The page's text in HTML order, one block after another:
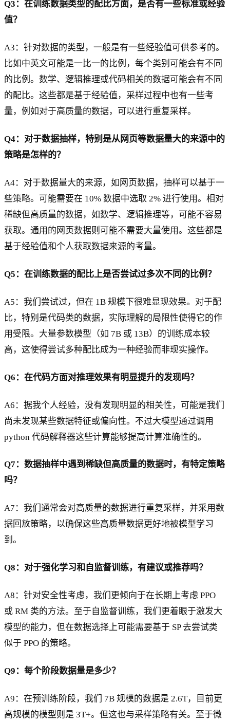
Q3：在训练数据类型的配比方面，是否有一些标准或经验
值？
A3：针对数据的类型，一般是有一些经验值可供参考的。
比如中英文可能是一比一的比例，每个类别可能会有不同
的比例。数学、逻辑推理或代码相关的数据可能会有不同
的配比。这些都是基于经验值，采样过程中也有一些考
量，例如对于高质量的数据，可以进行重复采样。
Q4：对于数据抽样，特别是从网页等数据量大的来源中的
策略是怎样的？
A4：对于数据量大的来源，如网页数据，抽样可以基于一
些策略。可能需要在 10% 数据中选取 2% 进行使用。相对
稀缺但高质量的数据，如数学、逻辑推理等，可能不容易
获取。通用的网页数据则可能不需要大量使用。这些都是
基于经验值和个人获取数据来源的考量。
Q5：在训练数据的配比上是否尝试过多次不同的比例？
A5：我们尝试过，但在 1B 规模下很难显现效果。对于配
比，特别是代码类的数据，实际理解的局限性使得它的作
用受限。大量参数模型（如 7B 或 13B）的训练成本较
高，这使得尝试多种配比成为一种经验而非现实操作。
Q6：在代码方面对推理效果有明显提升的发现吗？
A6：据我个人经验，没有发现明显的相关性，可能是我们
尚未发现某些数据特征或偏向性。不过大模型通过调用
python 代码解释器这些计算能够提高计算准确性的。
Q7：数据抽样中遇到稀缺但高质量的数据时，有特定策略
吗？
A7：我们通常会对高质量的数据进行重复采样，并采用数
据回放策略，以确保这些高质量数据更好地被模型学习
到。
Q8：对于强化学习和自监督训练，有建议或推荐吗？
A8：针对安全性考虑，我们更倾向于在长期上考虑 PPO
或 RM 类的方法。至于自监督训练，我们更着眼于激发大
模型的能力，但在数据选择上可能需要基于 SP 去尝试类
似于 PPO 的策略。
Q9：每个阶段数据量是多少？
A9：在预训练阶段，我们 7B 规模的数据是 2.6T，目前更
高规模的模型则是 3T+。但这也与采样策略有关。至于微